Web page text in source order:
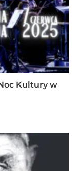
Kultury w